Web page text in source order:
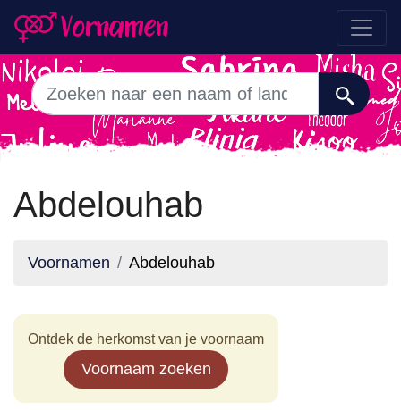
Abdelouhab
Voornamen Abdelouhab
Ontdek de herkomst van je voornaam
Voornaam zoeken